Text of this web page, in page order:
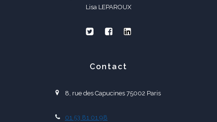
Lisa LEPAROUX
Contact
8, rue des Capucines 75002 Paris
01 53 81 01 98